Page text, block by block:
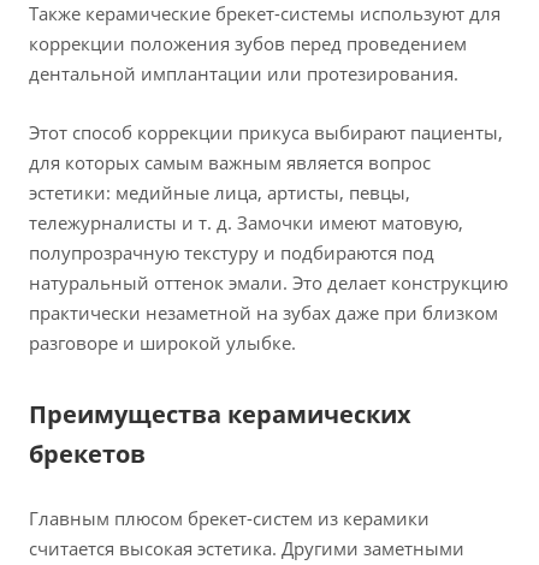
Также керамические брекет-системы используют для
коррекции положения зубов перед проведением
дентальной имплантации или протезирования.
Этот способ коррекции прикуса выбирают пациенты,
для которых самым важным является вопрос
эстетики: медийные лица, артисты, певцы,
тележурналисты и т. д. Замочки имеют матовую,
полупрозрачную текстуру и подбираются под
натуральный оттенок эмали. Это делает конструкцию
практически незаметной на зубах даже при близком
разговоре и широкой улыбке.
Преимущества керамических
брекетов
Главным плюсом брекет-систем из керамики
считается высокая эстетика. Другими заметными